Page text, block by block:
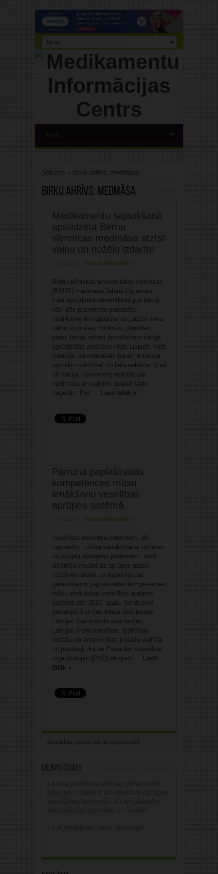
Sākums » Birku ahrīvs: medmāsa
Birku ahrīvs: medmāsa
Medikamentu sajaukšanā
apsūdzētā Bērnu
slimnīcas medmāsa atzīst
vainu un nožēlo izdarīto
Rakstīt komentāru
Bērnu klīniskās universitātes slimnīcas
(BKUS) medmāsa Jeļena Ugurenko,
kura apsūdzēta krimināllietā par bērna
nāvi pēc pacientam paredzēto
medikamentu sajaukšanas, atzīst savu
vainu un nožēlo notikušo, pirmdien
pirms tiesas sēdes žurnālistiem sacīja
apsūdzētās aizstāvis Aldis Liepiņš. Viņš
norādīja, ka notikušais bijusi “liktenīga
apstākļu sakritība” un liela nelaime. Viņš
arī sacīja, ka neviens nekļūst par
medmāsu ar nodomu pieļaut šādu
traģēdiju. Pēc ... Lasīt tālāk »
Pārrunā paplašinātās
kompetences māsu
ienākšanu veselības
aprūpes sistēmā
Rakstīt komentāru
Veselības ministrijā ceturtdien, 18.
septembrī, notika sanāksme ar nozares
un starptautiskajiem partneriem, kurā
izvērtēja vispārējās aprūpes māsu
līdzšinējo darbu un diskutēja par
gatavošanos paplašinātās kompetences
māsu ienākšanai veselības aprūpes
sistēmā pēc 2027. gada. Sanāksmē
piedalījās Latvijas Māsu asociācijas,
Latvijas Jauno ārstu asociācijas,
Latvijas Ārstu biedrības, izglītības
iestāžu un ārstniecības iestāžu vadītāji
un pārstāvji, kā arī Pasaules veselības
organizācijas (PVO) eksperti ... Lasīt
tālāk »
Dienas citāts